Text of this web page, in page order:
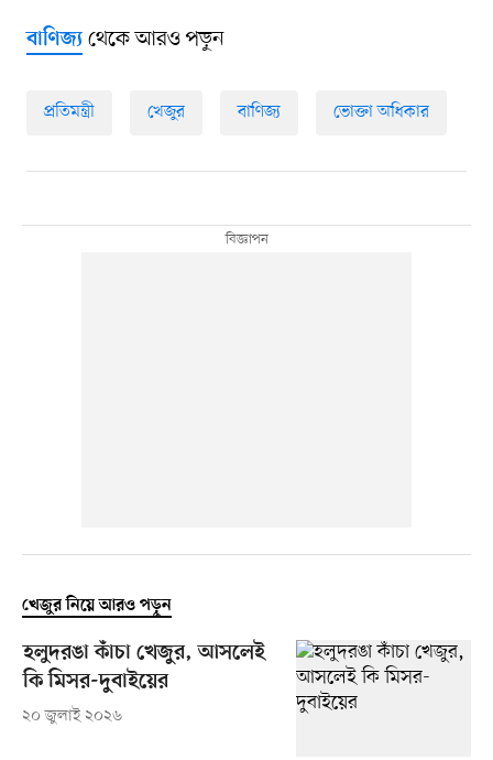
বাণিজ্যথেকে আরও পড়ুন
প্রতিমন্ত্রী খেজুর বাণিজ্য ভোক্তা অধিকার
খেজুর নিয়ে আরও পড়ুন
হলুদরঙা কাঁচা খেজুর, আসলেই
কি মিসর-দুবাইয়ের
২০ জুলাই ২০২৬